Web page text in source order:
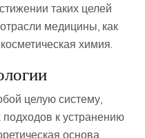
таких целей
медицины, как
химия.
целую систему,
подходов к устранению
основа,